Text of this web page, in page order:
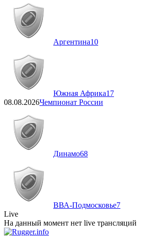
Аргентина10
Южная Африка17
08.08.2026Чемпионат России
Динамо68
ВВА-Подмосковье7
Live
На данный момент нет live трансляций